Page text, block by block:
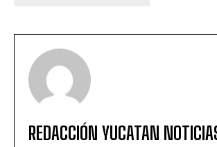
REDACCIÓN YUCATAN